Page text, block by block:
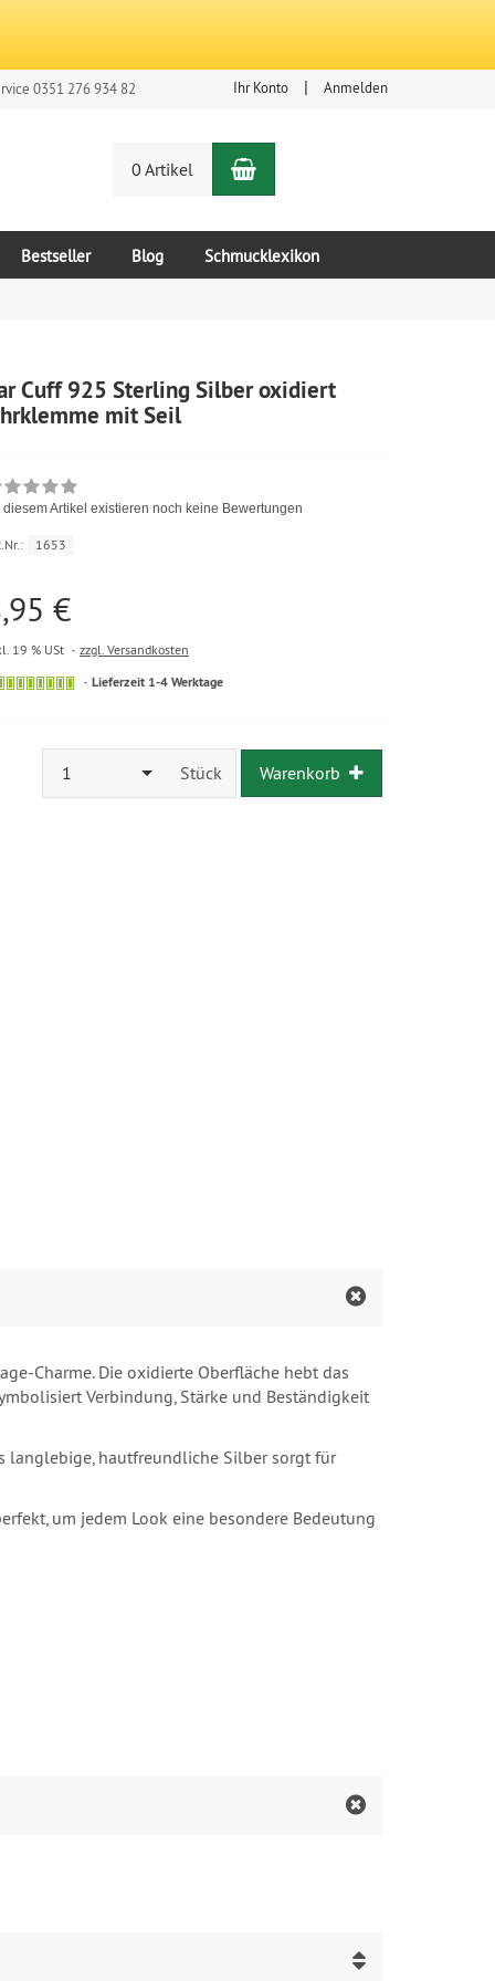
0351 276 934 82 Ihr Konto Anmelden
0 Artikel Warenkorb
Bestseller Blog Schmucklexikon
Cuff 925 Sterling Silber oxidiert
mit Seil
diesem Artikel existieren noch keine Bewertungen
1653
€
19 % USt zzgl. Versandkosten
Lieferzeit 1-4 Werktage
1 Stück Warenkorb
Charme. Die oxidierte Oberfläche hebt das
Verbindung, Stärke und Beständigkeit
langlebige, hautfreundliche Silber sorgt für
um jedem Look eine besondere Bedeutung